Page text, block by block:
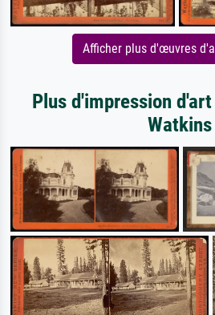
Afficher plus d'œuvres
Plus d'impression
Watkins